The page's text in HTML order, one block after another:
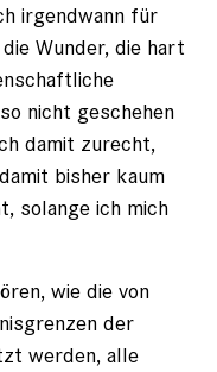
irgendwann für
Wunder, die hart
nicht geschehen
damit zurecht,
bisher kaum
solange ich mich
wie die von
der
werden, alle